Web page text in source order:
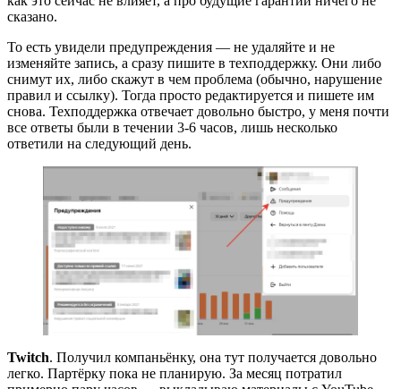
сказано.
То есть увидели предупреждения — не удаляйте и не
изменяйте запись, а сразу пишите в техподдержку. Они либо
снимут их, либо скажут в чем проблема (обычно, нарушение
правил и ссылку). Тогда просто редактируется и пишете им
снова. Техподдержка отвечает довольно быстро, у меня почти
все ответы были в течении 3-6 часов, лишь несколько
ответили на следующий день.
Twitch. Получил компаньёнку, она тут получается довольно
легко. Партёрку пока не планирую. За месяц потратил